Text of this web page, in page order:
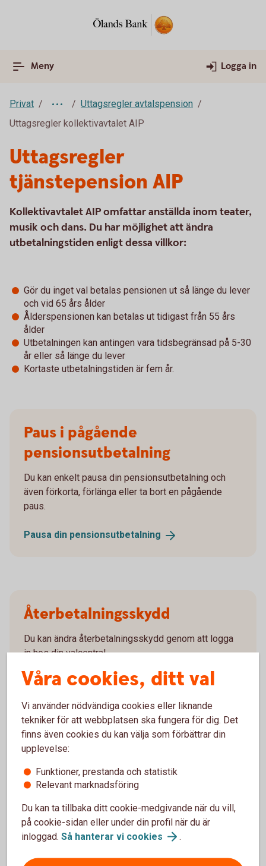
Meny Logga in
Privat
Uttagsregler avtalspension
Uttagsregler kollektivavtalet AIP
Uttagsregler
tjänstepension AIP
Kollektivavtalet AIP omfattar anställda inom teater,
musik och dans. Du har möjlighet att ändra
utbetalningstiden enligt dessa villkor:
Gör du inget val betalas pensionen ut så länge du lever
och vid 65 års ålder
Ålderspensionen kan betalas ut tidigast från 55 års
ålder
Utbetalningen kan antingen vara tidsbegränsad på 5-30
år eller så länge du lever
Kortaste utbetalningstiden är fem år.
Paus i pågående
pensionsutbetalning
Du kan enkelt pausa din pensionsutbetalning och
även förkorta, förlänga eller ta bort en pågående
paus.
Pausa din pensionsutbetalning
Återbetalningsskydd
Du kan ändra återbetalningsskydd genom att logga
in hos din valcentral.
Behöver duåterbetalningsskydd?
Ansök
Blankett för utbetalning (pdf)
Våra cookies, ditt val
Vi använder nödvändiga cookies eller liknande
tekniker för att webbplatsen ska fungera för dig. Det
finns även cookies du kan välja som förbättrar din
upplevelse:
Funktioner, prestanda och statistik
Relevant marknadsföring
Du kan ta tillbaka ditt cookie-medgivande när du vill,
på cookie-sidan eller under din profil när du är
inloggad. Så hanterar vi cookies .